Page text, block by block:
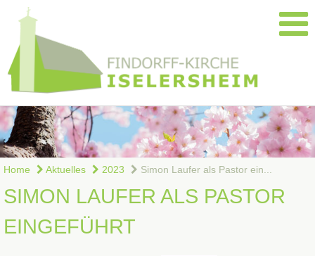
Home Aktuelles 2023 Simon Laufer als Pastor ein...
SIMON LAUFER ALS PASTOR
EINGEFÜHRT